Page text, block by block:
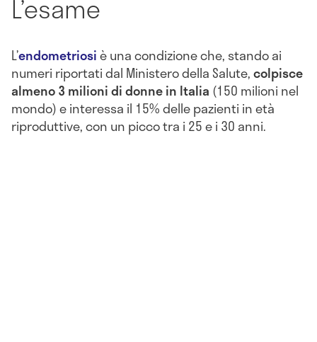
L’esame
L’endometriosiè una condizione che, stando ai
numeri riportati dal Ministero della Salute,colpisce
almeno 3 milioni di donne in Italia (150 milioni nel
mondo) e interessa il 15% delle pazienti in età
riproduttive, con un picco tra i 25 e i 30 anni.